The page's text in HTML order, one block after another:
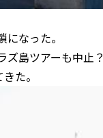
なった。
ズ島ツアーも中止？
た。